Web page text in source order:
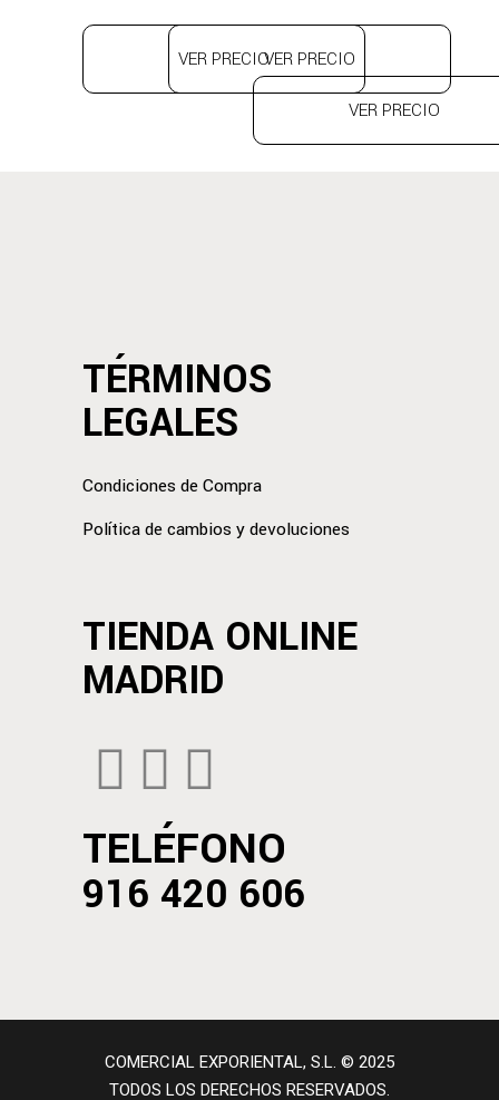
VER PRECIOVER PRECIO
VER PRECIO
TÉRMINOS
LEGALES
Condiciones de Compra
Política de cambios y devoluciones
TIENDA ONLINE
MADRID
TELÉFONO
916 420 606
COMERCIAL EXPORIENTAL, S.L. © 2025
TODOS LOS DERECHOS RESERVADOS.